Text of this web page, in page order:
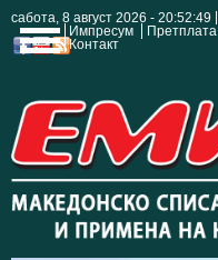
сабота, 8 август 2026 - 20:52:50
Импресум
Претплата
Контакт